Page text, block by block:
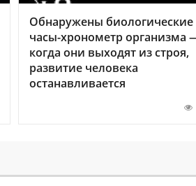
Обнаружены биологические
часы-хронометр организма
когда они выходят из строя,
развитие человека
останавливается